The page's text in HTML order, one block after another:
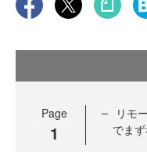
Page
1
リモ
でま